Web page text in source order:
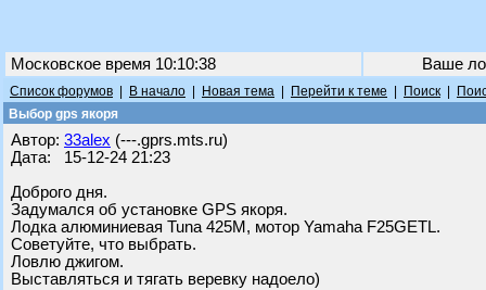
Московское время 10:10:38 Ваше
Список форумов В начало Новая тема Перейти к теме Поиск
Выбор gps якоря
Автор: 33alex (---.gprs.mts.ru)
Дата: 15-12-24 21:23
Доброго дня.
Задумался об установке GPS якоря.
Лодка алюминиевая Tuna 425M, мотор Yamaha F25GETL.
Советуйте, что выбрать.
Ловлю джигом.
Выставляться и тягать веревку надоело)